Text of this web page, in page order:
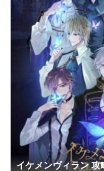
イケメンヴィラン 攻